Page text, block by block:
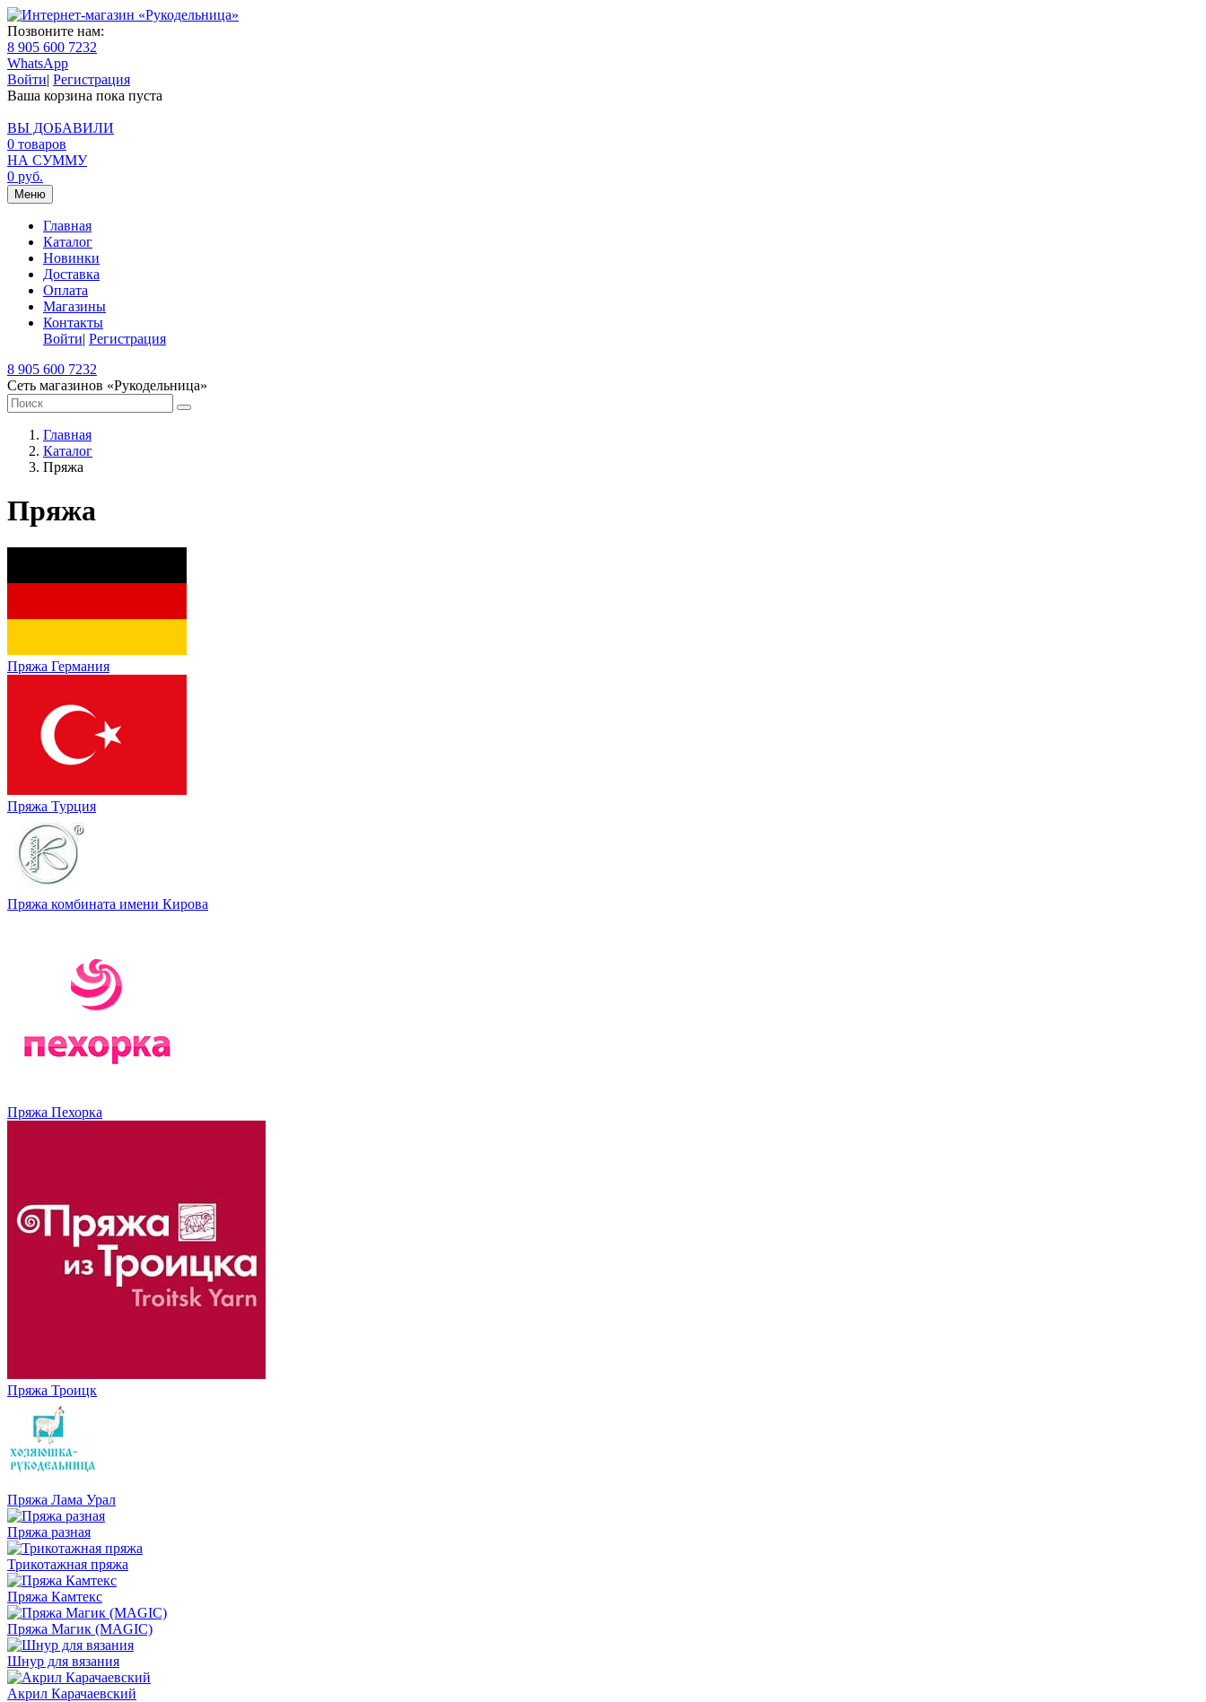
Позвоните нам:
8 905 600 7232
WhatsApp
Войти| Регистрация
Ваша корзина пока пуста
ВЫ ДОБАВИЛИ
0 товаров
НА СУММУ
0 руб.
Меню
Главная
Каталог
Новинки
Доставка
Оплата
Магазины
Контакты
Войти| Регистрация
8 905 600 7232
Сеть магазинов «Рукодельница»
Главная
Каталог
Пряжа
Пряжа
Пряжа Германия
Пряжа Турция
Пряжа комбината имени Кирова
Пряжа Пехорка
Пряжа Троицк
Пряжа Лама Урал
Пряжа разная
Трикотажная пряжа
Пряжа Камтекс
Пряжа Магик (MAGIC)
Шнур для вязания
Акрил Карачаевский